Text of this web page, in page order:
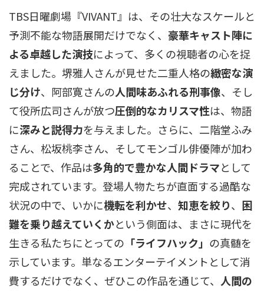
TBS日曜劇場『VIVANT』は、その壮大なスケールと
予測不能な物語展開だけでなく、 豪華キャスト陣に
よる卓越した演技によって、多くの視聴者の心を捉
えました。堺雅人さんが見せた二重人格の緻密な演
じ分け、阿部寛さんの人間味あふれる刑事像、そし
て役所広司さんが放つ圧倒的なカリスマ性は、物語
に深みと説得力を与えました。さらに、二階堂ふみ
さん、松坂桃李さん、そしてモンゴル俳優陣が加わ
ることで、作品は多角的で豊かな人間ドラマとして
完成されています。登場人物たちが直面する過酷な
状況の中で、いかに機転を利かせ、 知恵を絞り、 困
難を乗り越えていくかという側面は、まさに現代を
生きる私たちにとっての 「ライフハック」 の真髄を
示しています。単なるエンターテイメントとして消
費するだけでなく、ぜひこの作品を通じて、 人間の